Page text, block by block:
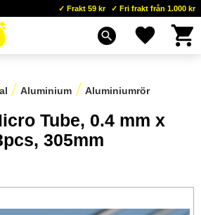
Frakt 59 kr Fri frakt från 1.000 kr
search Favoriter
Aluminium Aluminiumrör
Tube, 0.4 mm x
305mm